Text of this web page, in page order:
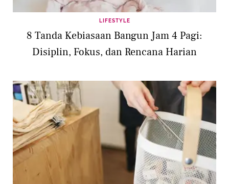
LIFESTYLE
8 Tanda Kebiasaan Bangun Jam 4 Pagi:
Disiplin, Fokus, dan Rencana Harian